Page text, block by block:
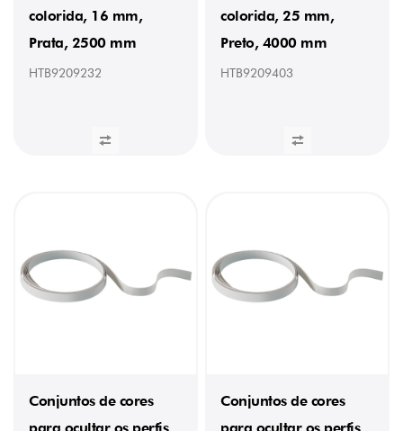
colorida, 16 mm,
Prata, 2500 mm
HTB9209232
colorida, 25 mm,
Preto, 4000 mm
HTB9209403
Conjuntos de cores
Conjuntos de cores